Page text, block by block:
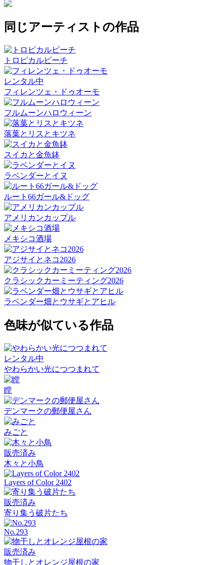
同じアーティストの作品
トロピカルビーチ
レンタル中
フィレンツェ・ドゥオーモ
フルムーンハロウィーン
落葉とリスとキツネ
スイカと金魚鉢
ラベンダーとイヌ
ルート66ガール&ドッグ
アメリカンカップル
メキシコ酒場
アジサイとネコ2026
クラシックカーミーティング2026
ラベンダー畑とウサギとアヒル
色味が似ている作品
レンタル中
やわらかい光につつまれて
瞠
デンマークの郵便屋さん
みごと
販売済み
木々と小鳥
Layers of Color 2402
販売済み
寄り集う破片たち
No.293
販売済み
物干しとオレンジ屋根の家